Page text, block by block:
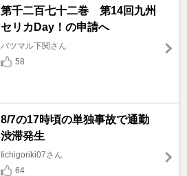
第千二百七十二巻 第14回九州
セリカDay！の申請へ
バツマル下関さん
58
8/7の17時頃の単独事故で通勤
渋滞発生
Iichigoriki07さん
64